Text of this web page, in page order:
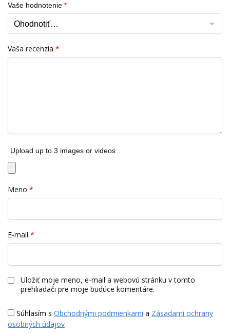
Vaše hodnotenie *
Vaša recenzia *
Upload up to 3 images or videos
Meno *
E-mail *
Uložiť moje meno, e-mail a webovú stránku v tomto
prehliadači pre moje budúce komentáre.
Súhlasím s Obchodnými podmienkami a Zásadami ochrany
osobných údajov